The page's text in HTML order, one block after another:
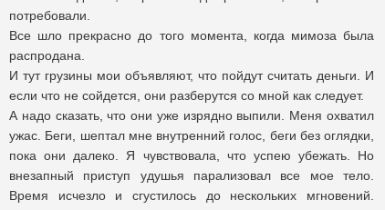
потребовали.
Все шло прекрасно до того момента, когда мимоза была
распродана.
И тут грузины мои объявляют, что пойдут считать деньги. И
если что не сойдется, они разберутся со мной как следует.
А надо сказать, что они уже изрядно выпили. Меня охватил
ужас. Беги, шептал мне внутренний голос, беги без оглядки,
пока они далеко. Я чувствовала, что успею убежать. Но
внезапный приступ удушья парализовал все мое тело.
Время исчезло и сгустилось до нескольких мгновений.